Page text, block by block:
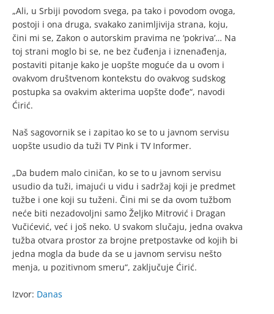
„Ali, u Srbiji povodom svega, pa tako i povodom ovoga,
postoji i ona druga, svakako zanimljivija strana, koju,
čini mi se, Zakon o autorskim pravima ne ‘pokriva’… Na
toj strani moglo bi se, ne bez čuđenja i iznenađenja,
postaviti pitanje kako je uopšte moguće da u ovom i
ovakvom društvenom kontekstu do ovakvog sudskog
postupka sa ovakvim akterima uopšte dođe“, navodi
Ćirić.
Naš sagovornik se i zapitao ko se to u javnom servisu
uopšte usudio da tuži TV Pink i TV Informer.
„Da budem malo ciničan, ko se to u javnom servisu
usudio da tuži, imajući u vidu i sadržaj koji je predmet
tužbe i one koji su tuženi. Čini mi se da ovom tužbom
neće biti nezadovoljni samo Željko Mitrović i Dragan
Vučićević, već i još neko. U svakom slučaju, jedna ovakva
tužba otvara prostor za brojne pretpostavke od kojih bi
jedna mogla da bude da se u javnom servisu nešto
menja, u pozitivnom smeru“, zaključuje Ćirić.
Izvor: Danas